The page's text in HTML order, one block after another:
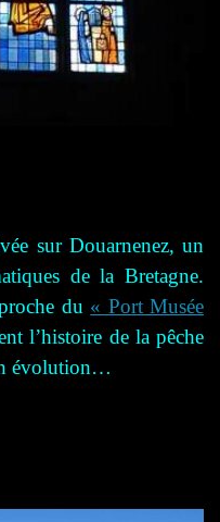
sur Douarnenez, un
de la Bretagne.
du « Port Musée
l’histoire de la pêche
évolution…